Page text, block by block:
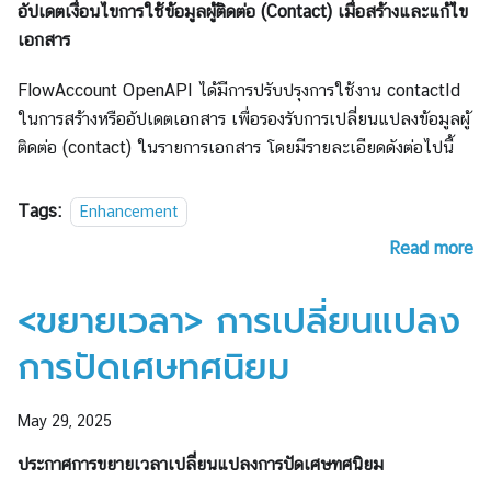
อัปเดตเงื่อนไขการใช้ข้อมูลผู้ติดต่อ (Contact) เมื่อสร้างและแก้ไข
เอกสาร
FlowAccount OpenAPI ได้มีการปรับปรุงการใช้งาน contactId
ในการสร้างหรืออัปเดตเอกสาร เพื่อรองรับการเปลี่ยนแปลงข้อมูลผู้
ติดต่อ (contact) ในรายการเอกสาร โดยมีรายละเอียดดังต่อไปนี้
Tags: Enhancement
Read more
<ขยายเวลา> การเปลี่ยนแปลง
การปัดเศษทศนิยม
May 29, 2025
ประกาศการขยายเวลาเปลี่ยนแปลงการปัดเศษทศนิยม